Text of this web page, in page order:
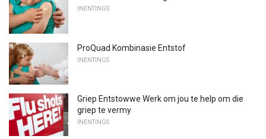
INENTINGS
ProQuad Kombinasie Entstof
INENTINGS
Griep Entstowwe Werk om jou te help om die
griep te vermy
INENTINGS